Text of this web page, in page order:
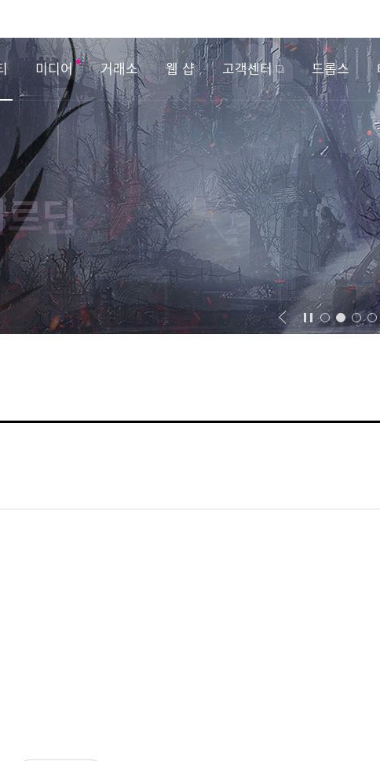
미디어 거래소 웹 샵 고객센터 드롭스